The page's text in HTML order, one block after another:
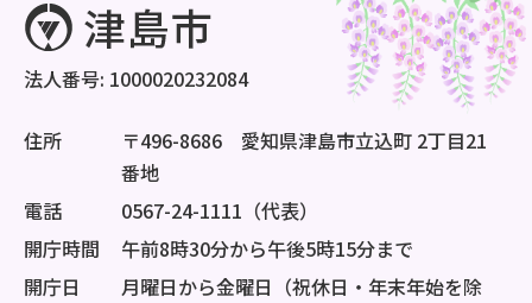
法人番号: 1000020232084
住所
〒496-8686 愛知県津島市立込町 2丁目21
番地
電話
0567-24-1111（代表）
開庁時間
午前8時30分から午後5時15分まで
開庁日
月曜日から金曜日（祝休日・年末年始を除